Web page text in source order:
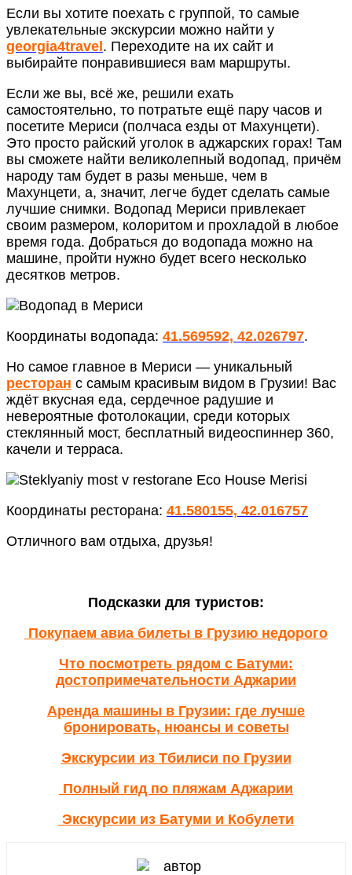
Если вы хотите поехать с группой, то самые
увлекательные экскурсии можно найти у
georgia4travel . Переходите на их сайт и
выбирайте понравившиеся вам маршруты.
Если же вы, всё же, решили ехать
самостоятельно, то потратьте ещё пару часов и
посетите Мериси (полчаса езды от Махунцети).
Это просто райский уголок в аджарских горах! Там
вы сможете найти великолепный водопад, причём
народу там будет в разы меньше, чем в
Махунцети, а, значит, легче будет сделать самые
лучшие снимки. Водопад Мериси привлекает
своим размером, колоритом и прохладой в любое
время года. Добраться до водопада можно на
машине, пройти нужно будет всего несколько
десятков метров.
Координаты водопада: 41.569592, 42.026797.
Но самое главное в Мериси — уникальный
ресторан с самым красивым видом в Грузии! Вас
ждёт вкусная еда, сердечное радушие и
невероятные фотолокации, среди которых
стеклянный мост, бесплатный видеоспиннер 360,
качели и терраса.
Координаты ресторана: 41.580155, 42.016757
Отличного вам отдыха, друзья!
Подсказки для туристов:
Покупаем авиа билеты в Грузию недорого
Что посмотреть рядом с Батуми:
достопримечательности Аджарии
Аренда машины в Грузии: где лучше
бронировать, нюансы и советы
Экскурсии из Тбилиси по Грузии
Полный гид по пляжам Аджарии
Экскурсии из Батуми и Кобулети